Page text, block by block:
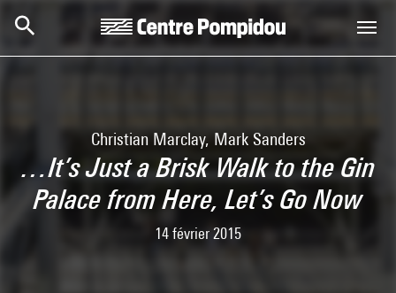
Christian Marclay, Mark Sanders
…It’s Just a Brisk Walk to the Gin
Palace from Here, Let’s Go Now
14 février 2015